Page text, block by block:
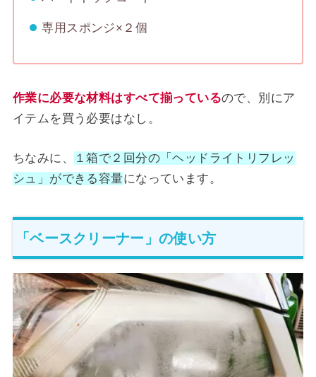
専用スポンジ×２個
作業に必要な材料はすべて揃っているので、別にア
イテムを買う必要はなし。
ちなみに、
１箱で２回分の「ヘッドライトリフレッ
シュ」ができる容量になっています。
「ベースクリーナー」の使い方